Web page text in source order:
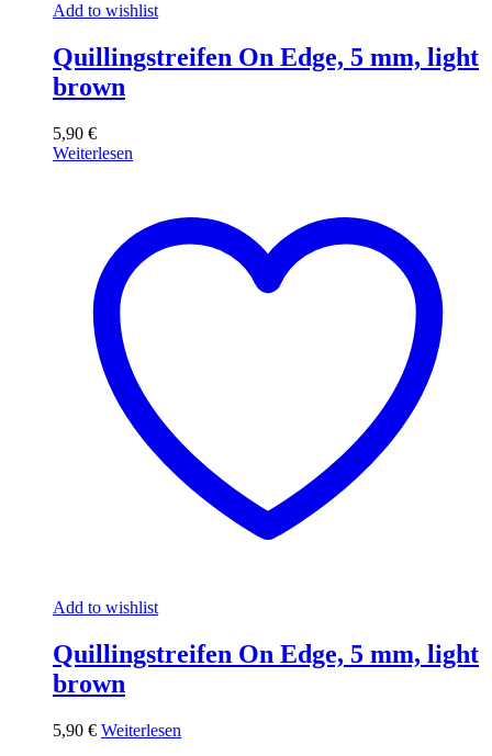
Add to wishlist
Quillingstreifen On Edge, 5 mm, light
brown
5,90 €
Weiterlesen
Add to wishlist
Quillingstreifen On Edge, 5 mm, light
brown
5,90 € Weiterlesen